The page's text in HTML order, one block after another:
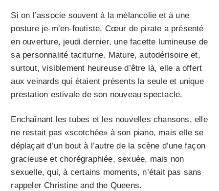
Si on l’associe souvent à la mélancolie et à une
posture je-m’en-foutiste, Cœur de pirate a présenté
en ouverture, jeudi dernier, une facette lumineuse de
sa personnalité taciturne. Mature, autodérisoire et,
surtout, visiblement heureuse d’être là, elle a offert
aux veinards qui étaient présents la seule et unique
prestation estivale de son nouveau spectacle.
Enchaînant les tubes et les nouvelles chansons, elle
ne restait pas «scotchée» à son piano, mais elle se
déplaçait d’un bout à l’autre de la scène d’une façon
gracieuse et chorégraphiée, sexuée, mais non
sexuelle, qui, à certains moments, n’était pas sans
rappeler Christine and the Queens.